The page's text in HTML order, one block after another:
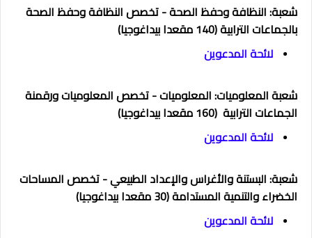
شعبة: النظافة وحفظ الصحة - تخصص النظافة وحفظ الصحة
بالجماعات الترابية (140 مقعدا بيداغوجيا)
لائحة المدعوين
شعبة المعلوميات: المعلوميات - تخصص المعلوميات ورقمنة
الجماعات الترابية (160 مقعدا بيداغوجيا)
لائحة المدعوين
شعبة: البستنة والأغراس والإعداد الطبيعي - تخصص المساحات
الخضراء والتنمية المستدامة (30 مقعدا بيداغوجيا)
لائحة المدعوين